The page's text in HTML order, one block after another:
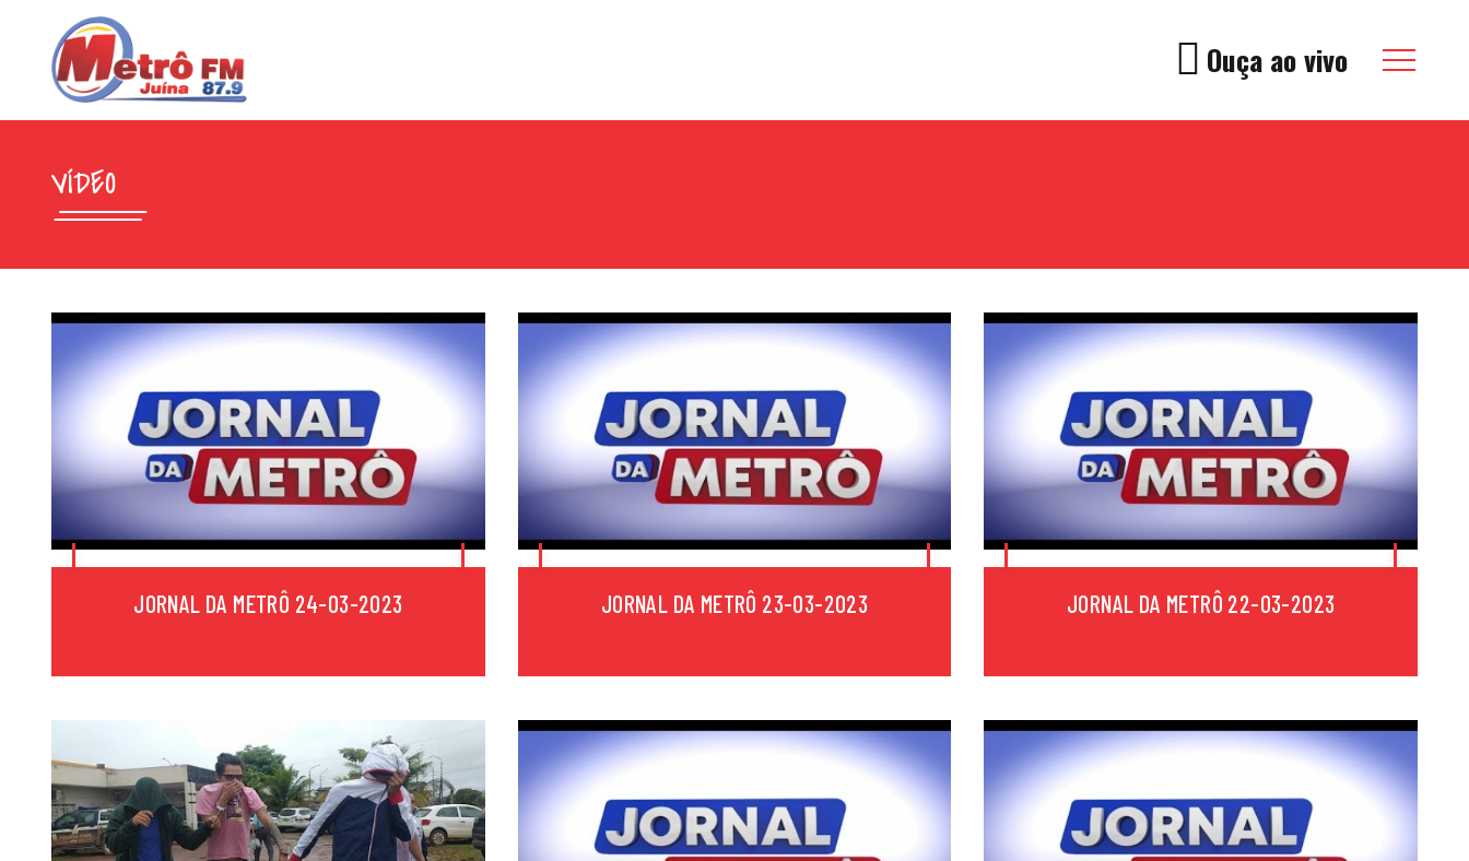
Ouça ao vivo
VÍDEO
JORNAL DA METRÔ 24-03-2023 JORNAL DA METRÔ 23-03-2023 JORNAL DA METRÔ 22-03-2023